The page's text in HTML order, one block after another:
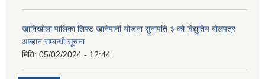
खानिखोला पालिका लिफ्ट खानेपानी योजना सुनापति ३ को विद्युतिय बोलपत्र
आब्हान सम्बन्धी सूचना
मिति: 05/02/2024 - 12:44